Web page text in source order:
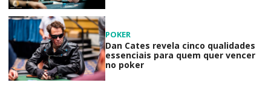
POKER
Dan Cates revela cinco qualidades
essenciais para quem quer vencer
no poker